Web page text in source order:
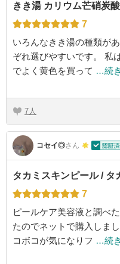
きき湯 カリウム芒硝炭
7
いろんなきき湯の種類が
ぞれ選びやすいです。 私
でよく黄色を買って …続
7
コセイ◎さん
タカミスキンピール / タ
7
ピールケア美容液と調べ
たのでネットで購入しま
コボコが気になりフ …続